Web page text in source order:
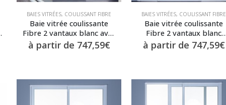
BAIES VITRÉES, COULISSANT FIBRE
Baie vitrée coulissante
Fibre 2 vantaux blanc avec
seuil alu plat
à partir de 747,59€
BAIES VITRÉES, COULISSANT FIBRE
Baie vitrée coulissante
Fibre 2 vantaux blanc
vitrage phonique
à partir de 747,59€